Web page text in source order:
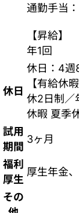
通勤手当
【昇給】
年1回
休日
休日：4週
【有給休
休2日制／
休暇 夏季
試用
期間
3ヶ月
福利
厚生
厚生年金
その